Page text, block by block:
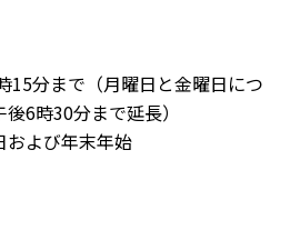
15分まで（月曜日と金曜日につ
6時30分まで延長）
よび年末年始